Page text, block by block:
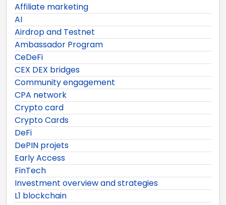
Affiliate marketing
AI
Airdrop and Testnet
Ambassador Program
CeDeFi
CEX DEX bridges
Community engagement
CPA network
Crypto card
Crypto Cards
DeFi
DePIN projets
Early Access
FinTech
Investment overview and strategies
L1 blockchain